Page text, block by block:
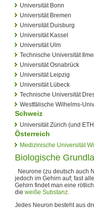
Universität Bonn
Universität Bremen
Universität Duisburg
Universität Kassel
Universität Ulm
Technische Universität
Universität Osnabrück
Universität Leipzig
Universität Lübeck
Technische Universität
Westfälische Wilhelms-
Schweiz
Universität Zürich (und
Österreich
Medizinische Universität
Biologische
Neurone (zu deutsch auch
jedoch im Gehirn auf; fast
Gehirn findet man eine
die weiße Substanz.
Jedes Neuron besteht aus